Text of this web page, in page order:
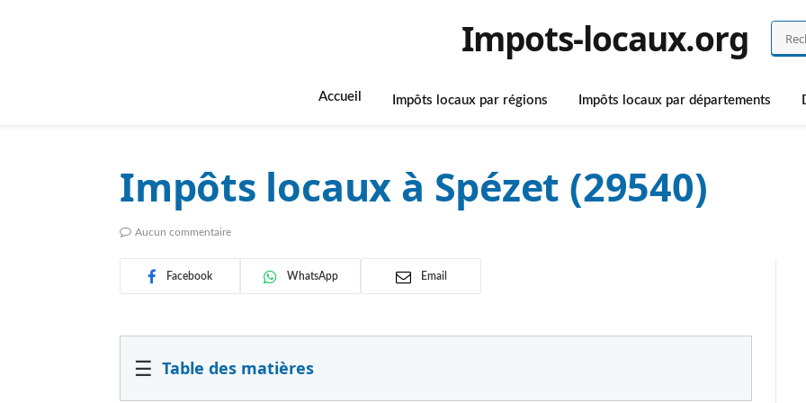
Impots-locaux.org
Accueil Impôts locaux par régions Impôts locaux par départements
Impôts locaux à Spézet (29540)
Aucun commentaire
Facebook WhatsApp Email
☰ Table des matières